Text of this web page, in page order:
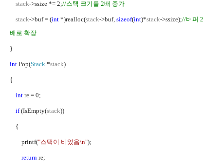
stack->ssize *= 2;//스택 크기를 2배 증가
stack->buf = (int *)realloc(stack->buf, sizeof(int)*stack->ssize);//버퍼 2
배로 확장
}
int Pop(Stack *stack)
{
int re = 0;
if(IsEmpty(stack))
{
printf("스택이 비었음\n");
return re;